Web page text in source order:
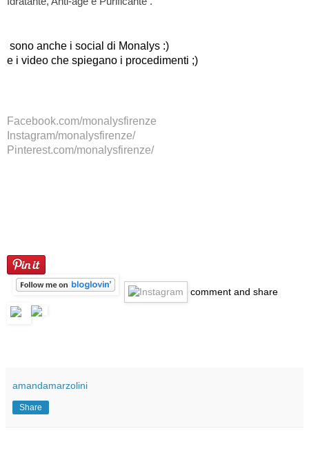
sono anche i social di Monalys :)
e i video che spiegano i procedimenti ;)
Facebook.com/monalysfirenze
Instagram/monalysfirenze/
Pinterest.com/monalysfirenze/
comment and share
amandamarzolini
Share